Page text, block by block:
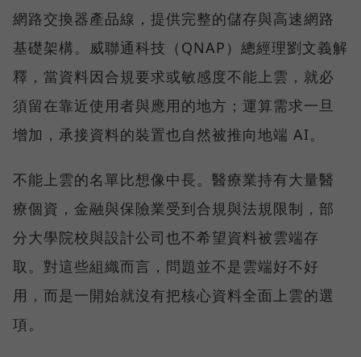
網路交換器產品線，提供完整的儲存與高速網路
基礎架構。威聯通科技（QNAP）總經理劉文義解
釋，當資料因合規要求或敏感度不能上雲，就必
須留在靠近使用者與應用的地方；運算需求一旦
增加，承接資料的裝置也自然被推向地端 AI。
不能上雲的名單比想像中長。醫療業持有大量醫
療個資，金融與保險業受到合規與法規限制，部
分大學院校與設計公司也不希望資料被雲端存
取。對這些組織而言，問題並不是雲端好不好
用，而是一開始就沒有把核心資料全面上雲的選
項。